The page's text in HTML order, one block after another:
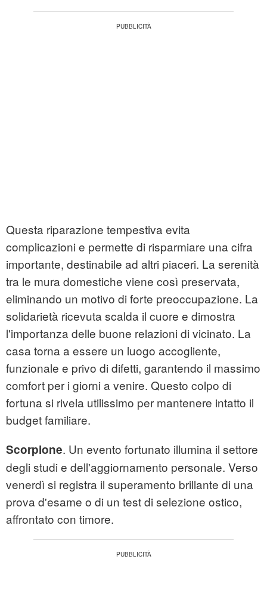
Questa riparazione tempestiva evita
complicazioni e permette di risparmiare una cifra
importante, destinabile ad altri piaceri. La serenità
tra le mura domestiche viene così preservata,
eliminando un motivo di forte preoccupazione. La
solidarietà ricevuta scalda il cuore e dimostra
l'importanza delle buone relazioni di vicinato. La
casa torna a essere un luogo accogliente,
funzionale e privo di difetti, garantendo il massimo
comfort per i giorni a venire. Questo colpo di
fortuna si rivela utilissimo per mantenere intatto il
budget familiare.
Scorpione. Un evento fortunato illumina il settore
degli studi e dell'aggiornamento personale. Verso
venerdì si registra il superamento brillante di una
prova d'esame o di un test di selezione ostico,
affrontato con timore.